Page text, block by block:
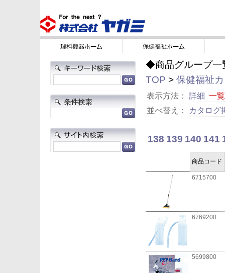
◆商品グループ一
TOP > 保健福祉
表示方法： 詳細 一覧
並べ替え：
カタログ
138 139 140 141
商品コード
6715700
6769200
5699800